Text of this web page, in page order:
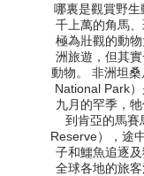
哪裏是觀賞野
千上萬的角馬
極為壯觀的動
洲旅遊，但其
動物。 非洲坦
National Park
九月的罕季，
到肯亞的馬
Reserve），途
子和鱷魚追逐
全球各地的旅